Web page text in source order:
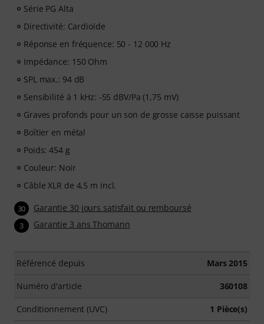
Série PG Alta
Directivité: Cardioïde
Réponse en fréquence: 50 - 12 000 Hz
Impédance: 150 Ohm
SPL max.: 94 dB
Sensibilité à 1 kHz: -55 dBV/Pa (1,75 mV)
Graves profonds pour un son de grosse caisse puissant
Boîtier en métal
Poids: 454 g
Couleur: Noir
Câble XLR de 4,5 m incl.
30 Garantie 30 jours satisfait ou remboursé
3 Garantie 3 ans Thomann
Référencé depuis Mars 2015
Numéro d'article 360108
Conditionnement (UVC) 1 Pièce(s)